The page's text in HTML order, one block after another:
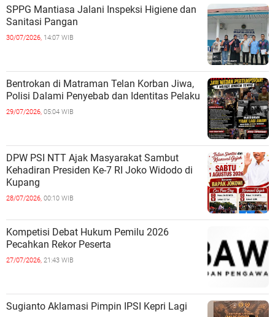
SPPG Mantiasa Jalani Inspeksi Higiene dan
Sanitasi Pangan
30/07/2026, 14:07 WIB
Bentrokan di Matraman Telan Korban Jiwa,
Polisi Dalami Penyebab dan Identitas Pelaku
29/07/2026, 05:04 WIB
DPW PSI NTT Ajak Masyarakat Sambut
Kehadiran Presiden Ke-7 RI Joko Widodo di
Kupang
28/07/2026, 00:10 WIB
Kompetisi Debat Hukum Pemilu 2026
Pecahkan Rekor Peserta
27/07/2026, 21:43 WIB
Sugianto Aklamasi Pimpin IPSI Kepri Lagi